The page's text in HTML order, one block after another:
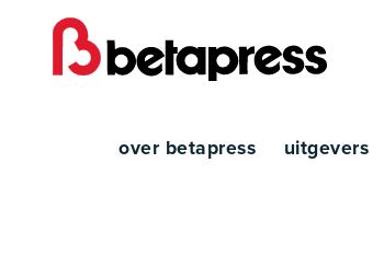
over betapress uitgevers